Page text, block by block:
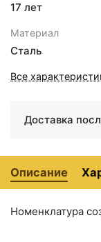
5502 ₽
Карниз для ванны
1MarKa Trapani 140х140
17 лет
Материал
Сталь
Все
Доставка
Описание
Номенклатура